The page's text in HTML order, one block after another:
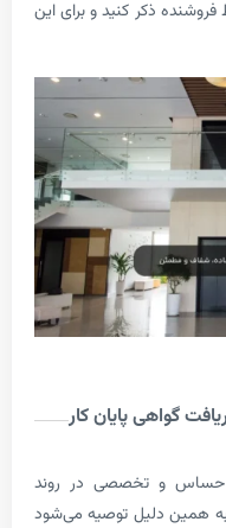
و برای این
کار
در روند
توصیه می‌شود